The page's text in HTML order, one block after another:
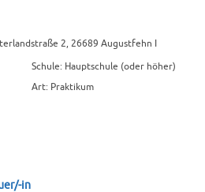
2, 26689 Augustfehn I
Schule: Hauptschule (oder höher)
Art: Praktikum
in